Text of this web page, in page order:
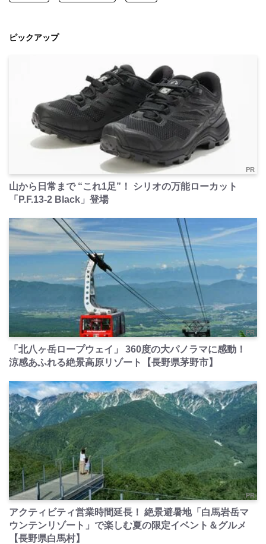
ピックアップ
PR
山から日常まで “これ1足”！ シリオの万能ローカット
「P.F.13-2 Black」登場
PR
「北八ヶ岳ロープウェイ」 360度の大パノラマに感動！
涼感あふれる絶景高原リゾート【長野県茅野市】
PR
アクティビティ営業時間延長！ 絶景避暑地「白馬岩岳マ
ウンテンリゾート」で楽しむ夏の限定イベント＆グルメ
【長野県白馬村】